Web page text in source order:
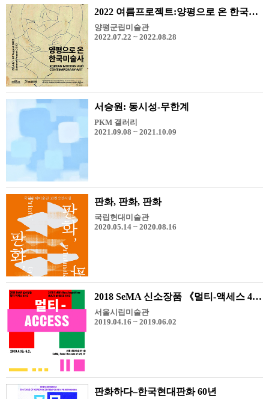
2022 여름프로젝트:양평으로 온 한국미술사
양평군립미술관
2022.07.22 ~ 2022.08.28
서승원: 동시성-무한계
PKM 갤러리
2021.09.08 ~ 2021.10.09
판화, 판화, 판화
국립현대미술관
2020.05.14 ~ 2020.08.16
2018 SeMA 신소장품 《멀티-액세스 4913》
서울시립미술관
2019.04.16 ~ 2019.06.02
판화하다–한국현대판화 60년